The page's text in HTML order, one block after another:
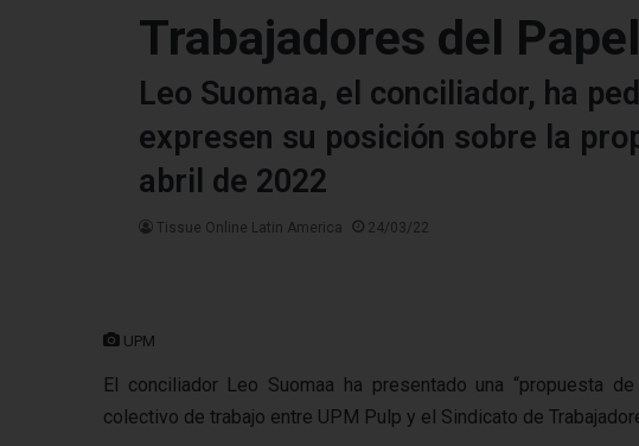
Trabajadores del
Leo Suomaa, el conciliador, ha
expresen su posición sobre la
abril de 2022
Tissue Online Latin America 24/03/22
UPM
El conciliador Leo Suomaa ha presentado una “propuesta
colectivo de trabajo entre UPM Pulp y el Sindicato de